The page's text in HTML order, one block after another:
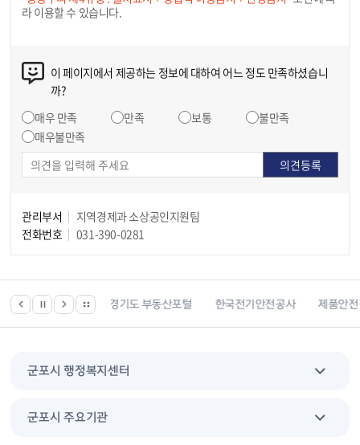
라 이용할 수 있습니다.
이 페이지에서 제공하는 정보에 대하여 어느 정도 만족하셨습니
까?
매우 만족
만족 보통
불만족
매우불만족
관리부서
지역경제과 소상공인지원팀
전화번호
031-390-0281
경기도 부동산포털 한국전기안전공사 제품안전정보센터 소상
군포시 행정복지센터
군포시 주요기관